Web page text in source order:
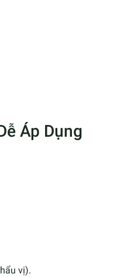
Áp Dụng
vị).